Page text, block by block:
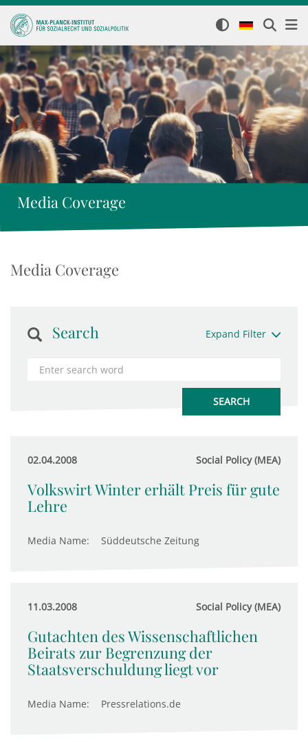
Media Coverage
Media Coverage
Search Expand Filter
02.04.2008 Social Policy (MEA)
Volkswirt Winter erhält Preis für gute
Lehre
Media Name: Süddeutsche Zeitung
11.03.2008 Social Policy (MEA)
Gutachten des Wissenschaftlichen
Beirats zur Begrenzung der
Staatsverschuldung liegt vor
Media Name: Pressrelations.de